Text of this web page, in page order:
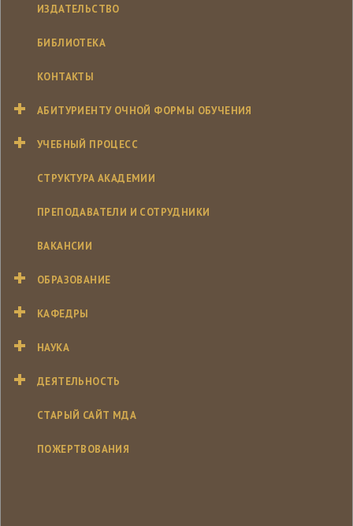
ИЗДАТЕЛЬСТВО
БИБЛИОТЕКА
КОНТАКТЫ
АБИТУРИЕНТУ ОЧНОЙ ФОРМЫ ОБУЧЕНИЯ
УЧЕБНЫЙ ПРОЦЕСС
СТРУКТУРА АКАДЕМИИ
ПРЕПОДАВАТЕЛИ И СОТРУДНИКИ
ВАКАНСИИ
ОБРАЗОВАНИЕ
КАФЕДРЫ
НАУКА
ДЕЯТЕЛЬНОСТЬ
СТАРЫЙ САЙТ МДА
ПОЖЕРТВОВАНИЯ